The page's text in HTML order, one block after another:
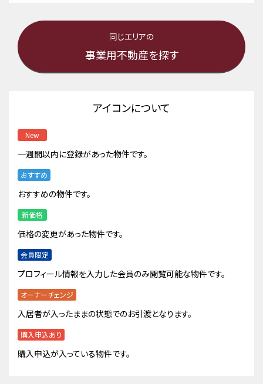
同じエリアの
事業用不動産を探す
アイコンについて
New
一週間以内に登録があった物件です。
おすすめ
おすすめの物件です。
新価格
価格の変更があった物件です。
会員限定
プロフィール情報を入力した会員のみ閲覧可能な物件です。
オーナーチェンジ
入居者が入ったままの状態でのお引渡となります。
購入申込あり
購入申込が入っている物件です。